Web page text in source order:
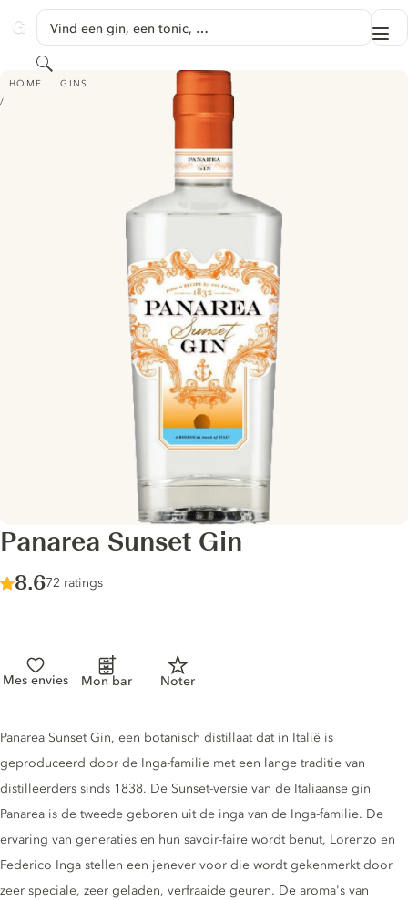
GINVENTORY
Vind een gin, een tonic, …
Zoeken
HOME GINS
PANAREA SUNSET GIN
Panarea Sunset Gin
Score :
8.6/ 10
72 ratings
Mes envies Mon bar Noter
Gin description
Panarea Sunset Gin, een botanisch distillaat dat in Italië is
geproduceerd door de Inga-familie met een lange traditie van
distilleerders sinds 1838. De Sunset-versie van de Italiaanse gin
Panarea is de tweede geboren uit de inga van de Inga-familie. De
ervaring van generaties en hun savoir-faire wordt benut, Lorenzo en
Federico Inga stellen een jenever voor die wordt gekenmerkt door
zeer speciale, zeer geladen, verfraaide geuren. De aroma's van